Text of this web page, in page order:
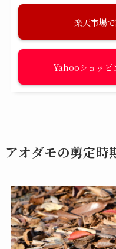
楽天市場
Yahooショッピ
アオダモの剪定時